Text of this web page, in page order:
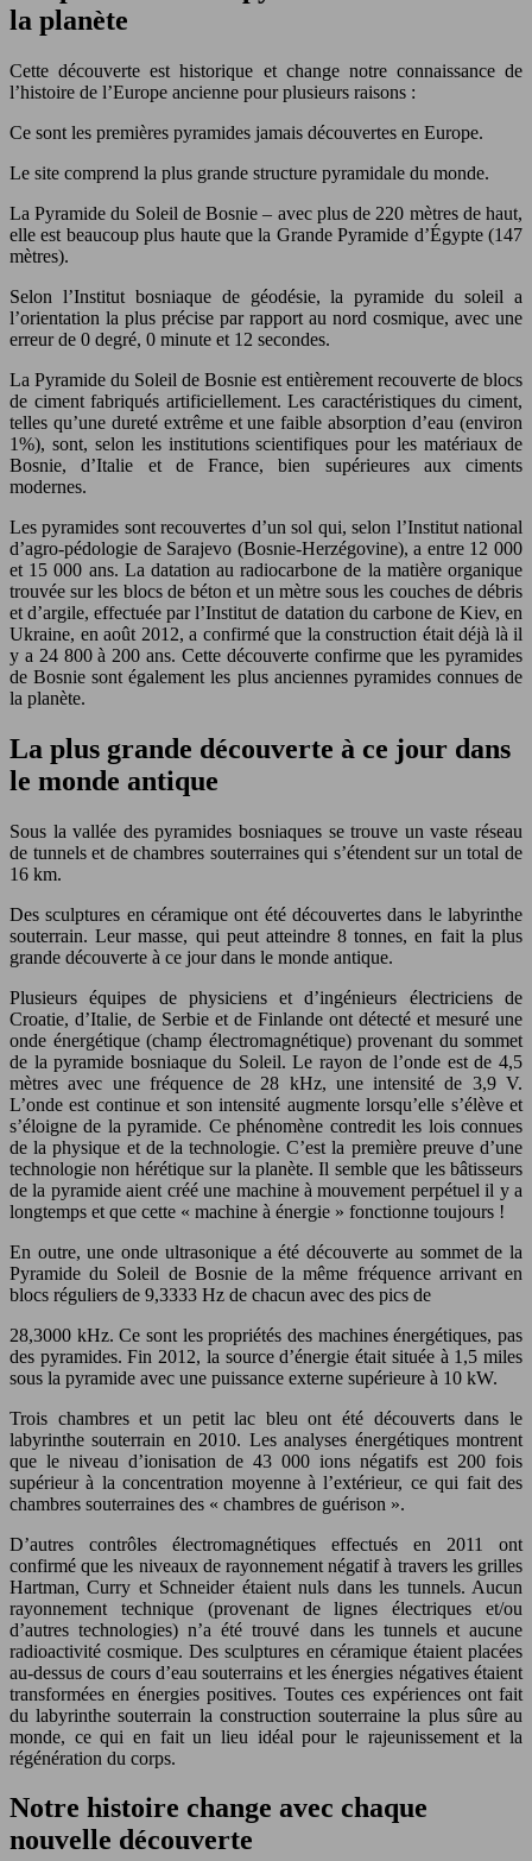
la planète
Cette découverte est historique et change notre connaissance de
l’histoire de l’Europe ancienne pour plusieurs raisons :
Ce sont les premières pyramides jamais découvertes en Europe.
Le site comprend la plus grande structure pyramidale du monde.
La Pyramide du Soleil de Bosnie – avec plus de 220 mètres de haut,
elle est beaucoup plus haute que la Grande Pyramide d’Égypte (147
mètres).
Selon l’Institut bosniaque de géodésie, la pyramide du soleil a
l’orientation la plus précise par rapport au nord cosmique, avec une
erreur de 0 degré, 0 minute et 12 secondes.
La Pyramide du Soleil de Bosnie est entièrement recouverte de blocs
de ciment fabriqués artificiellement. Les caractéristiques du ciment,
telles qu’une dureté extrême et une faible absorption d’eau (environ
1%), sont, selon les institutions scientifiques pour les matériaux de
Bosnie, d’Italie et de France, bien supérieures aux ciments
modernes.
Les pyramides sont recouvertes d’un sol qui, selon l’Institut national
d’agro-pédologie de Sarajevo (Bosnie-Herzégovine), a entre 12 000
et 15 000 ans. La datation au radiocarbone de la matière organique
trouvée sur les blocs de béton et un mètre sous les couches de débris
et d’argile, effectuée par l’Institut de datation du carbone de Kiev, en
Ukraine, en août 2012, a confirmé que la construction était déjà là il
y a 24 800 à 200 ans. Cette découverte confirme que les pyramides
de Bosnie sont également les plus anciennes pyramides connues de
la planète.
La plus grande découverte à ce jour dans
le monde antique
Sous la vallée des pyramides bosniaques se trouve un vaste réseau
de tunnels et de chambres souterraines qui s’étendent sur un total de
16 km.
Des sculptures en céramique ont été découvertes dans le labyrinthe
souterrain. Leur masse, qui peut atteindre 8 tonnes, en fait la plus
grande découverte à ce jour dans le monde antique.
Plusieurs équipes de physiciens et d’ingénieurs électriciens de
Croatie, d’Italie, de Serbie et de Finlande ont détecté et mesuré une
onde énergétique (champ électromagnétique) provenant du sommet
de la pyramide bosniaque du Soleil. Le rayon de l’onde est de 4,5
mètres avec une fréquence de 28 kHz, une intensité de 3,9 V.
L’onde est continue et son intensité augmente lorsqu’elle s’élève et
s’éloigne de la pyramide. Ce phénomène contredit les lois connues
de la physique et de la technologie. C’est la première preuve d’une
technologie non hérétique sur la planète. Il semble que les bâtisseurs
de la pyramide aient créé une machine à mouvement perpétuel il y a
longtemps et que cette « machine à énergie » fonctionne toujours !
En outre, une onde ultrasonique a été découverte au sommet de la
Pyramide du Soleil de Bosnie de la même fréquence arrivant en
blocs réguliers de 9,3333 Hz de chacun avec des pics de
28,3000 kHz. Ce sont les propriétés des machines énergétiques, pas
des pyramides. Fin 2012, la source d’énergie était située à 1,5 miles
sous la pyramide avec une puissance externe supérieure à 10 kW.
Trois chambres et un petit lac bleu ont été découverts dans le
labyrinthe souterrain en 2010. Les analyses énergétiques montrent
que le niveau d’ionisation de 43 000 ions négatifs est 200 fois
supérieur à la concentration moyenne à l’extérieur, ce qui fait des
chambres souterraines des « chambres de guérison ».
D’autres contrôles électromagnétiques effectués en 2011 ont
confirmé que les niveaux de rayonnement négatif à travers les grilles
Hartman, Curry et Schneider étaient nuls dans les tunnels. Aucun
rayonnement technique (provenant de lignes électriques et/ou
d’autres technologies) n’a été trouvé dans les tunnels et aucune
radioactivité cosmique. Des sculptures en céramique étaient placées
au-dessus de cours d’eau souterrains et les énergies négatives étaient
transformées en énergies positives. Toutes ces expériences ont fait
du labyrinthe souterrain la construction souterraine la plus sûre au
monde, ce qui en fait un lieu idéal pour le rajeunissement et la
régénération du corps.
Notre histoire change avec chaque
nouvelle découverte